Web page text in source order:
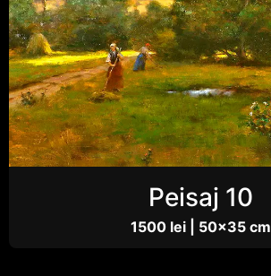
Peisaj 10
1500 lei | 50×35 cm